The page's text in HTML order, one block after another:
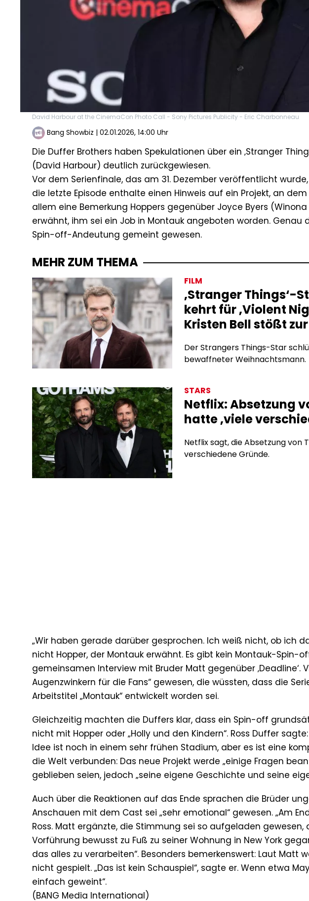
David Harbour at the CinemaCon Photo Call - Sony Pictures Publicity - Eric Charbonneau
Bang Showbiz | 02.01.2026, 14:00 Uhr
Die Duffer Brothers haben Spekulationen über ein ‚Stranger
(David Harbour) deutlich zurückgewiesen.
Vor dem Serienfinale, das am 31. Dezember veröffentlicht
die letzte Episode enthalte einen Hinweis auf ein Projekt, an
allem eine Bemerkung Hoppers gegenüber Joyce Byers
erwähnt, ihm sei ein Job in Montauk angeboten worden. Genau
Spin-off-Andeutung gemeint gewesen.
MEHR ZUM THEMA
FILM
‚Stranger Things‘-
kehrt für ‚Violent
Kristen Bell stößt
Der Strangers Things-Star
bewaffneter Weihnachtsmann.
STARS
Netflix: Absetzung
hatte ‚viele
Netflix sagt, die Absetzung von
verschiedene Gründe.
„Wir haben gerade darüber gesprochen. Ich weiß nicht, ob ich
nicht Hopper, der Montauk erwähnt. Es gibt kein Montauk-Spin-
gemeinsamen Interview mit Bruder Matt gegenüber ‚Deadline‘.
Augenzwinkern für die Fans“ gewesen, die wüssten, dass die
Arbeitstitel „Montauk“ entwickelt worden sei.
Gleichzeitig machten die Duffers klar, dass ein Spin-off
nicht mit Hopper oder „Holly und den Kindern“. Ross Duffer
Idee ist noch in einem sehr frühen Stadium, aber es ist eine
die Welt verbunden: Das neue Projekt werde „einige Fragen
geblieben seien, jedoch „seine eigene Geschichte und seine
Auch über die Reaktionen auf das Ende sprachen die Brüder
Anschauen mit dem Cast sei „sehr emotional“ gewesen. „Am
Ross. Matt ergänzte, die Stimmung sei so aufgeladen
Vorführung bewusst zu Fuß zu seiner Wohnung in New York
das alles zu verarbeiten“. Besonders bemerkenswert: Laut Matt
nicht gespielt. „Das ist kein Schauspiel“, sagte er. Wenn etwa
einfach geweint“.